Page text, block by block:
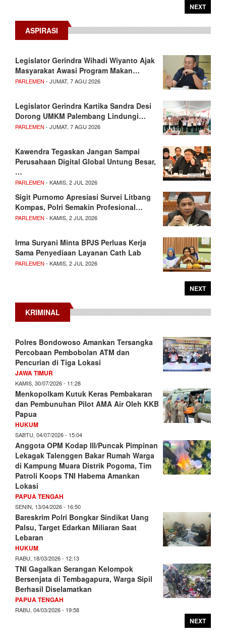
NEXT
ASPIRASI
Legislator Gerindra Wihadi Wiyanto Ajak
Masyarakat Awasi Program Makan…
PARLEMEN - JUMAT, 7 AGU 2026
Legislator Gerindra Kartika Sandra Desi
Dorong UMKM Palembang Lindungi…
PARLEMEN - JUMAT, 7 AGU 2026
Kawendra Tegaskan Jangan Sampai
Perusahaan Digital Global Untung Besar,
…
PARLEMEN - KAMIS, 2 JUL 2026
Sigit Purnomo Apresiasi Survei Litbang
Kompas, Polri Semakin Profesional…
PARLEMEN - KAMIS, 2 JUL 2026
Irma Suryani Minta BPJS Perluas Kerja
Sama Penyediaan Layanan Cath Lab
PARLEMEN - KAMIS, 2 JUL 2026
NEXT
KRIMINAL
Polres Bondowoso Amankan Tersangka
Percobaan Pembobolan ATM dan
Pencurian di Tiga Lokasi
JAWA TIMUR
KAMIS, 30/07/2026 - 11:28
Menkopolkam Kutuk Keras Pembakaran
dan Pembunuhan Pilot AMA Air Oleh KKB
Papua
HUKUM
SABTU, 04/07/2026 - 15:04
Anggota OPM Kodap III/Puncak Pimpinan
Lekagak Talenggen Bakar Rumah Warga
di Kampung Muara Distrik Pogoma, Tim
Patroli Koops TNI Habema Amankan
Lokasi
PAPUA TENGAH
SENIN, 13/04/2026 - 16:50
Bareskrim Polri Bongkar Sindikat Uang
Palsu, Target Edarkan Miliaran Saat
Lebaran
HUKUM
RABU, 18/03/2026 - 12:13
TNI Gagalkan Serangan Kelompok
Bersenjata di Tembagapura, Warga Sipil
Berhasil Diselamatkan
PAPUA TENGAH
RABU, 04/03/2026 - 19:58
NEXT